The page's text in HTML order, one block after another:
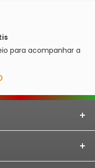
para acompanhar a
à Sex das 08h as